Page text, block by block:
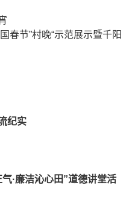
春节”村晚“示范展示暨千阳
纪实
·廉洁沁心田”道德讲堂活